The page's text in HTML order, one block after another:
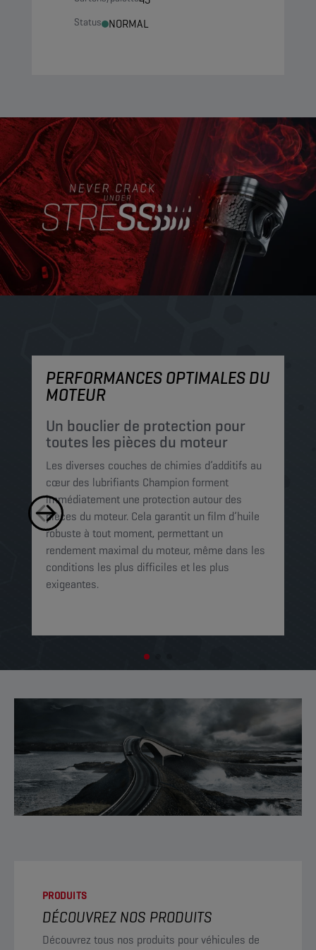
Status NORMAL
PERFORMANCES OPTIMALES DU
MOTEUR
Un bouclier de protection pour
toutes les pièces du moteur
Les diverses couches de chimies d’additifs au
cœur des lubrifiants Champion forment
immédiatement une protection autour des
pièces du moteur. Cela garantit un film d’huile
robuste à tout moment, permettant un
rendement maximal du moteur, même dans les
conditions les plus difficiles et les plus
exigeantes.
PRODUITS
DÉCOUVREZ NOS PRODUITS
Découvrez tous nos produits pour véhicules de